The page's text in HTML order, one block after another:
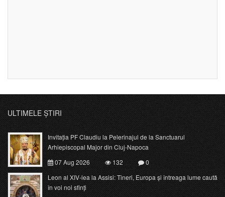
ULTIMELE ȘTIRI
Invitația PF Claudiu la Pelerinajul de la Sanctuarul
Arhiepiscopal Major din Cluj-Napoca
07 Aug 2026
132
0
Leon al XIV-lea la Assisi: Tineri, Europa și întreaga lume caută
în voi noi sfinți